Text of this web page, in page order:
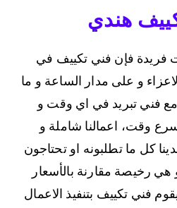
هندي
فإن فني تكييف في
و على مدار الساعة و ما
مع فني تبريد في اي وقت و
وقت، اعمالنا شاملة و
كل ما تطلبونه او تحتاجون
و هي رخيصة مقارنة بالأسعار
فني تكييف بتنفيذ الاعمال